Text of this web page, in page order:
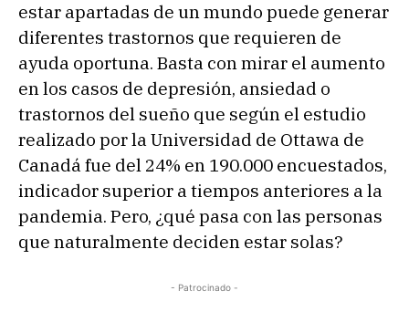
estar apartadas de un mundo puede generar
diferentes trastornos que requieren de
ayuda oportuna. Basta con mirar el aumento
en los casos de depresión, ansiedad o
trastornos del sueño que según el estudio
realizado por la Universidad de Ottawa de
Canadá fue del 24% en 190.000 encuestados,
indicador superior a tiempos anteriores a la
pandemia. Pero, ¿qué pasa con las personas
que naturalmente deciden estar solas?
- Patrocinado -